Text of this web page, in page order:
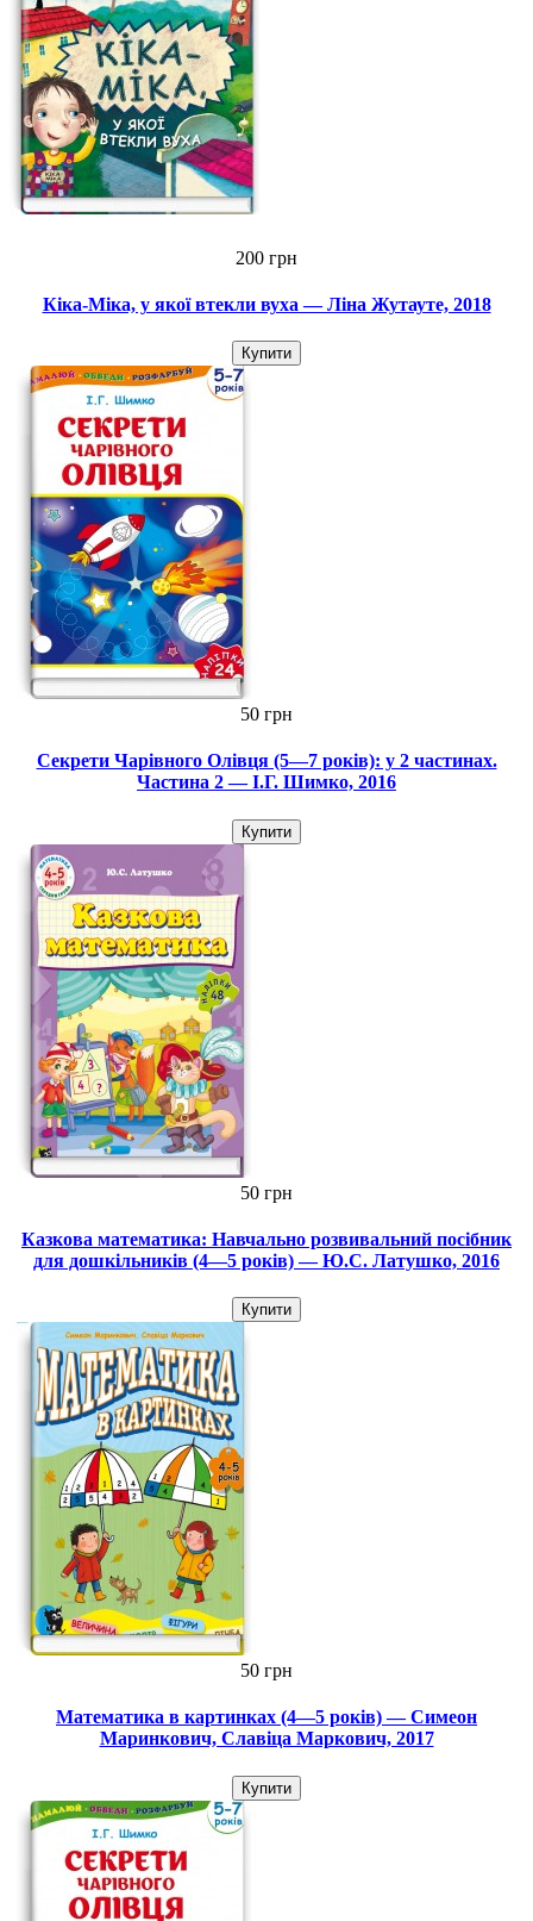
200 грн
Кіка-Міка, у якої втекли вуха — Ліна Жутауте, 2018
Купити
50 грн
Секрети Чарівного Олівця (5—7 років): у 2 частинах.
Частина 2 — І.Г. Шимко, 2016
Купити
50 грн
Казкова математика: Навчально розвивальний посібник
для дошкільників (4—5 років) — Ю.С. Латушко, 2016
Купити
50 грн
Математика в картинках (4—5 років) — Симеон
Маринкович, Славіца Маркович, 2017
Купити